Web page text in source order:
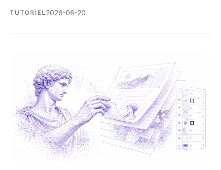
TUTORIEL2026-06-20